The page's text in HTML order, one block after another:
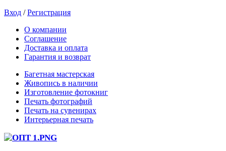
Вход /Регистрация
О компании
Соглашение
Доставка и оплата
Гарантия и возврат
Багетная мастерская
Живопись в наличии
Изготовление фотокниг
Печать фотографий
Печать на сувенирах
Интерьерная печать